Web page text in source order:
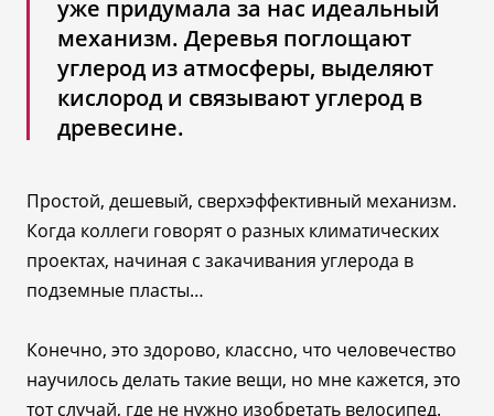
уже придумала за нас идеальный
механизм. Деревья поглощают
углерод из атмосферы, выделяют
кислород и связывают углерод в
древесине.
Простой, дешевый, сверхэффективный механизм.
Когда коллеги говорят о разных климатических
проектах, начиная с закачивания углерода в
подземные пласты…
Конечно, это здорово, классно, что человечество
научилось делать такие вещи, но мне кажется, это
тот случай, где не нужно изобретать велосипед.